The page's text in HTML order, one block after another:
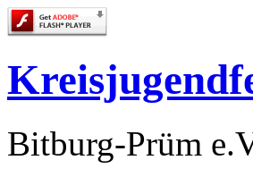
Bitburg-Prüm